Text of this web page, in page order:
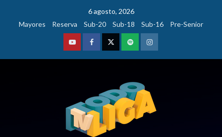
contenido
6 agosto, 2026
Mayores
Reserva Sub-20 Sub-18 Sub-16 Pre-Senior
YoutubeFacebookTwitterPodcastInstagram